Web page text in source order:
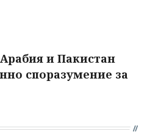
и Пакистан
споразумение за